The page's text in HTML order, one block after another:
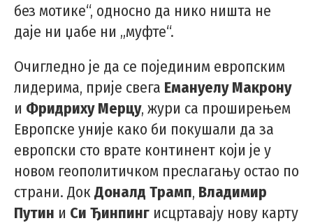
без мотике“, односно да нико ништа не
даје ни џабе ни „муфте“.
Очигледно је да се појединим европским
лидерима, прије свега Емануелу Макрону
и Фридриху Мерцу, жури са проширењем
Европске уније како би покушали да за
европски сто врате континент који је у
новом геополитичком преслагању остао по
страни. ДокДоналд Трамп, Владимир
Путин и Си Ђинпинг исцртавају нову карту